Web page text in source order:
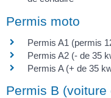
Permis moto
Permis A1 (permis
Permis A2 (- de 35
Permis A (+ de 35
Permis B